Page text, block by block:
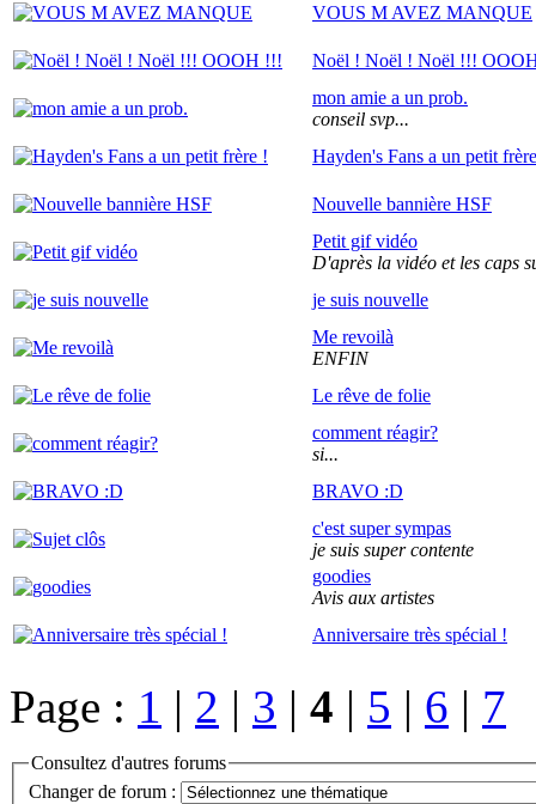
VOUS M AVEZ MANQUE
Noël ! Noël ! Noël !!!
mon amie a un prob.
conseil svp...
Hayden's Fans a un petit
Nouvelle bannière HSF
Petit gif vidéo
D'après la vidéo et les caps
je suis nouvelle
Me revoilà
ENFIN
Le rêve de folie
comment réagir?
si...
BRAVO :D
c'est super sympas
je suis super contente
goodies
Avis aux artistes
Anniversaire très spécial !
Page : 1 | 2 | 3 | 4 | 5 | 6 | 7
Consultez d'autres forums
Changer de forum :